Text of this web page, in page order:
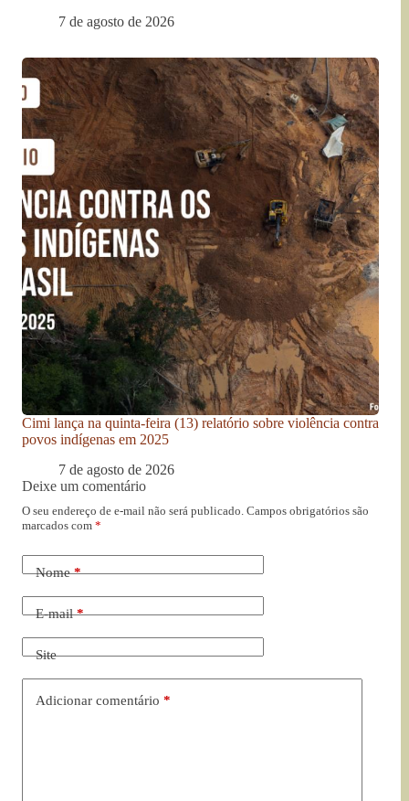
7 de agosto de 2026
Cimi lança na quinta-feira (13) relatório sobre violência contra
povos indígenas em 2025
7 de agosto de 2026
Deixe um comentário
O seu endereço de e-mail não será publicado. Campos obrigatórios são
marcados com *
Nome*
E-mail*
Site
Adicionar comentário *